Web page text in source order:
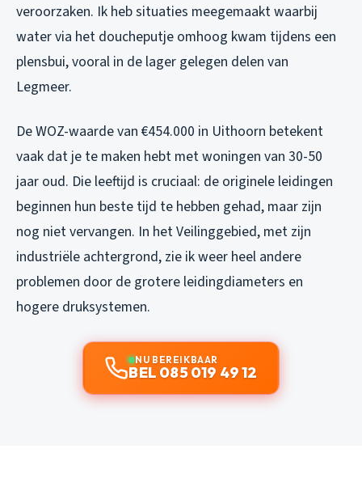
veroorzaken. Ik heb situaties meegemaakt waarbij
water via het doucheputje omhoog kwam tijdens een
plensbui, vooral in de lager gelegen delen van
Legmeer.
De WOZ-waarde van €454.000 in Uithoorn betekent
vaak dat je te maken hebt met woningen van 30-50
jaar oud. Die leeftijd is cruciaal: de originele leidingen
beginnen hun beste tijd te hebben gehad, maar zijn
nog niet vervangen. In het Veilinggebied, met zijn
industriële achtergrond, zie ik weer heel andere
problemen door de grotere leidingdiameters en
hogere druksystemen.
NU BEREIKBAAR
BEL 085 019 49 12